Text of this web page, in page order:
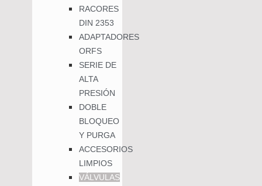
RACORES
DIN 2353
ADAPTADORES
ORFS
SERIE DE
ALTA
PRESIÓN
DOBLE
BLOQUEO
Y PURGA
ACCESORIOS
LIMPIOS
VÁLVULAS